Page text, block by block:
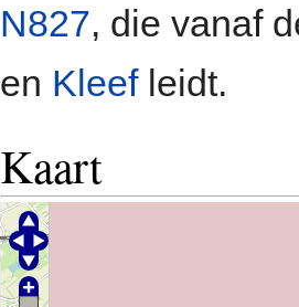
N827, die vanaf
en Kleefleidt.
Kaart